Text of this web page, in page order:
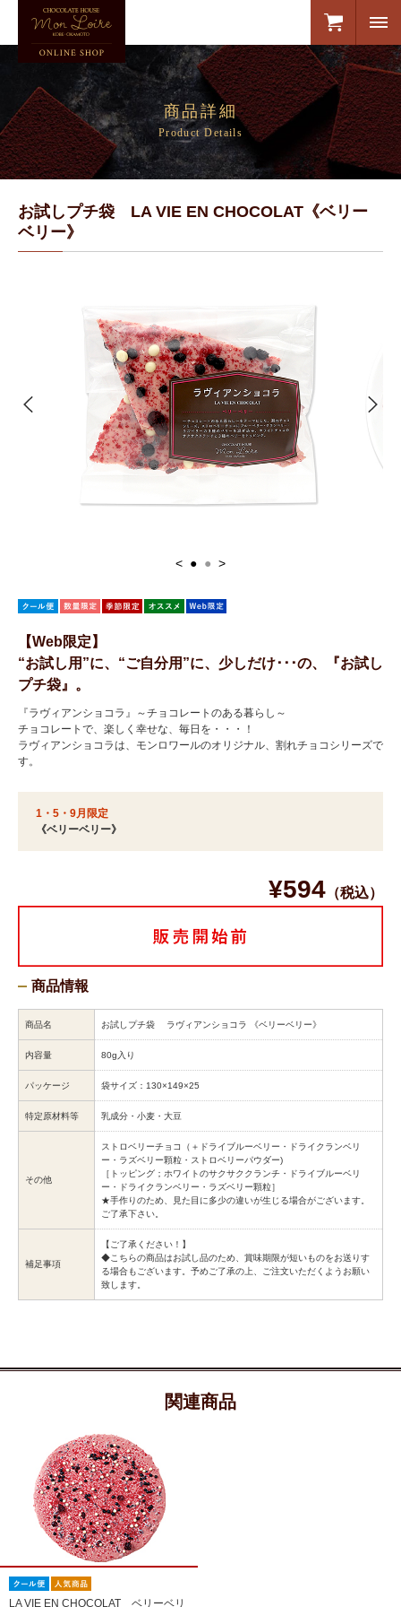
商品詳細
Product Details
お試しプチ袋 LA VIE EN CHOCOLAT《ベリー
ベリー》
< ● ● >
【Web限定】
“お試し用”に、“ご自分用”に、少しだけ･･･の、『お試し
プチ袋』。
『ラヴィアンショコラ』～チョコレートのある暮らし～
チョコレートで、楽しく幸せな、毎日を・・・！
ラヴィアンショコラは、モンロワールのオリジナル、割れチョコシリーズで
す。
1・5・9月限定
《ベリーベリー》
¥594 （税込）
商品情報
商品名 お試しプチ袋 ラヴィアンショコラ 《ベリーベリー》
内容量 80g入り
パッケージ 袋サイズ：130×149×25
特定原材料等 乳成分・小麦・大豆
その他
ストロベリーチョコ（＋ドライブルーベリー・ドライクランベリ
ー・ラズベリー顆粒・ストロベリーパウダー)
［トッピング；ホワイトのサクサククランチ・ドライブルーベリ
ー・ドライクランベリー・ラズベリー顆粒］
★手作りのため、見た目に多少の違いが生じる場合がございます。
ご了承下さい。
補足事項
【ご了承ください！】
◆こちらの商品はお試し品のため、賞味期限が短いものをお送りす
る場合もございます。予めご了承の上、ご注文いただくようお願い
致します。
関連商品
LA VIE EN CHOCOLAT ベリーベリ